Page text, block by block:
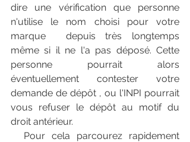
dire une vérification que personne
n'utilise le nom choisi pour votre
marque  depuis très longtemps
même si il ne l'a pas déposé. Cette
personne pourrait alors
éventuellement contester votre
demande de dépôt , ou l'INPI pourrait
vous refuser le dépôt au motif du
droit antérieur.